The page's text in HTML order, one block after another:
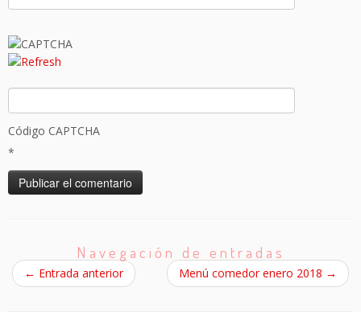
Código CAPTCHA
*
Navegación de entradas
← Entrada anterior Menú comedor enero 2018 →